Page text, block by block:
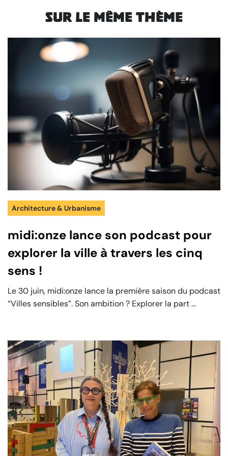
Sur le même thème
Architecture & Urbanisme
midi:onze lance son podcast pour
explorer la ville à travers les cinq
sens !
Le 30 juin, midi:onze lance la première saison du podcast
“Villes sensibles”. Son ambition ? Explorer la part ...